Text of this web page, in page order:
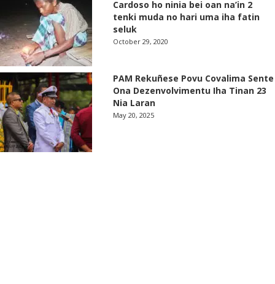
Cardoso ho ninia bei oan na’in 2
tenki muda no hari uma iha fatin
seluk
October 29, 2020
PAM Rekuñese Povu Covalima Sente
Ona Dezenvolvimentu Iha Tinan 23
Nia Laran
May 20, 2025